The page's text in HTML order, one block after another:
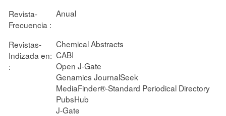
Revista-
Frecuencia :
Anual
Revistas-
Indizada en:
:
Chemical Abstracts
CABI
Open J-Gate
Genamics JournalSeek
MediaFinder®-Standard Periodical Directory
PubsHub
J-Gate